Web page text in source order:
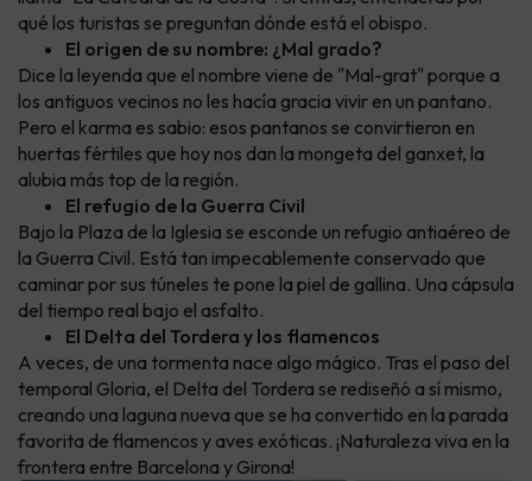
qué los turistas se preguntan dónde está el obispo.
El origen de su nombre: ¿Mal grado?
Dice la leyenda que el nombre viene de "Mal-grat" porque a
los antiguos vecinos no les hacía gracia vivir en un pantano.
Pero el karma es sabio: esos pantanos se convirtieron en
huertas fértiles que hoy nos dan la mongeta del ganxet, la
alubia más top de la región.
El refugio de la Guerra Civil
Bajo la Plaza de la Iglesia se esconde un refugio antiaéreo de
la Guerra Civil. Está tan impecablemente conservado que
caminar por sus túneles te pone la piel de gallina. Una cápsula
del tiempo real bajo el asfalto.
El Delta del Tordera y los flamencos
A veces, de una tormenta nace algo mágico. Tras el paso del
temporal Gloria, el Delta del Tordera se rediseñó a sí mismo,
creando una laguna nueva que se ha convertido en la parada
favorita de flamencos y aves exóticas. ¡Naturaleza viva en la
frontera entre Barcelona y Girona!